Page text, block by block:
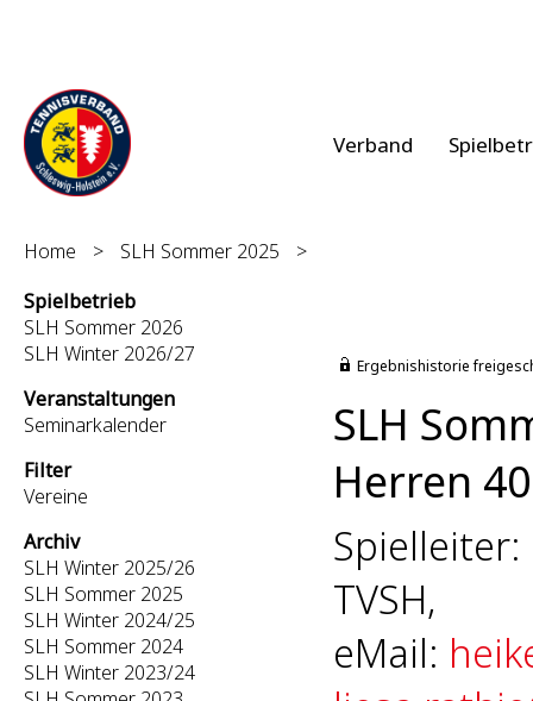
Verband
Home > SLH Sommer 2025
>
Spielbetrieb
SLH Sommer 2026
SLH Winter 2026/27
Veranstaltungen
Seminarkalender
Filter
Vereine
Archiv
SLH Winter 2025/26
SLH Sommer 2025
SLH Winter 2024/25
SLH Sommer 2024
SLH Winter 2023/24
Ergebnishistorie
SLH
Herren
Spielleiter:
TVSH,
eMail: